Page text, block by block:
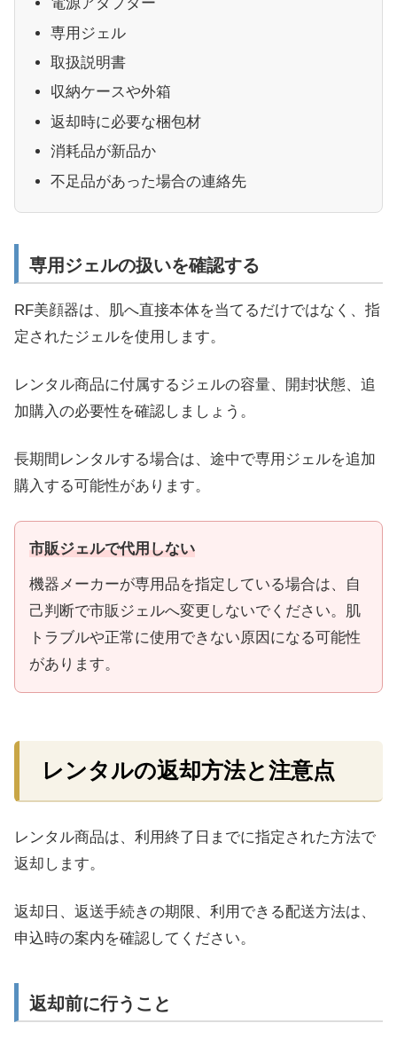
専用ジェル
取扱説明書
収納ケースや外箱
返却時に必要な梱包材
消耗品が新品か
不足品があった場合の連絡先
専用ジェルの扱いを確認する
RF美顔器は、肌へ直接本体を当てるだけではなく、指
定されたジェルを使用します。
レンタル商品に付属するジェルの容量、開封状態、追
加購入の必要性を確認しましょう。
長期間レンタルする場合は、途中で専用ジェルを追加
購入する可能性があります。
市販ジェルで代用しない
機器メーカーが専用品を指定している場合は、自
己判断で市販ジェルへ変更しないでください。肌
トラブルや正常に使用できない原因になる可能性
があります。
レンタルの返却方法と注意点
レンタル商品は、利用終了日までに指定された方法で
返却します。
返却日、返送手続きの期限、利用できる配送方法は、
申込時の案内を確認してください。
返却前に行うこと